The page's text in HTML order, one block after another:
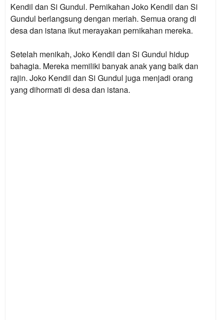
Kendil dan Si Gundul. Pernikahan Joko Kendil dan Si
Gundul berlangsung dengan meriah. Semua orang di
desa dan istana ikut merayakan pernikahan mereka.
Setelah menikah, Joko Kendil dan Si Gundul hidup
bahagia. Mereka memiliki banyak anak yang baik dan
rajin. Joko Kendil dan Si Gundul juga menjadi orang
yang dihormati di desa dan istana.